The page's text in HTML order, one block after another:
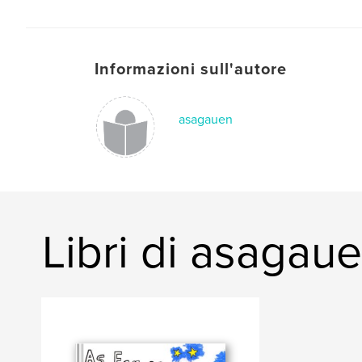
Informazioni sull'autore
asagauen
Libri di